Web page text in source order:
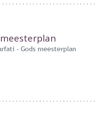
- Gods meesterplan